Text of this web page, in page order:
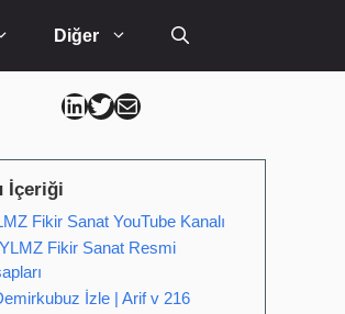
Diğer
Can Kütahya Linkedin
Can Kütahya Twitter
Can Kütahya Mail
İçeriği
Fikir Sanat YouTube Kanalı
Fikir Sanat Resmi
İzle | Arif v 216